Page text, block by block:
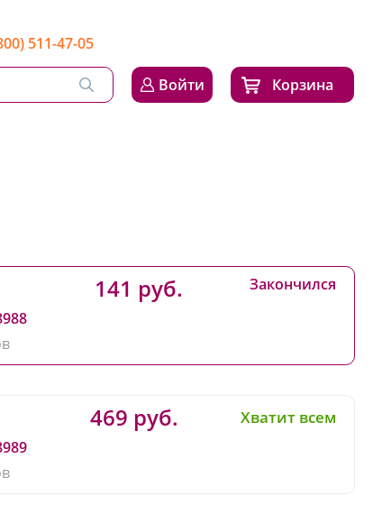
511-47-05
Войти Корзина
141 руб. Закончился
469 руб. Хватит всем